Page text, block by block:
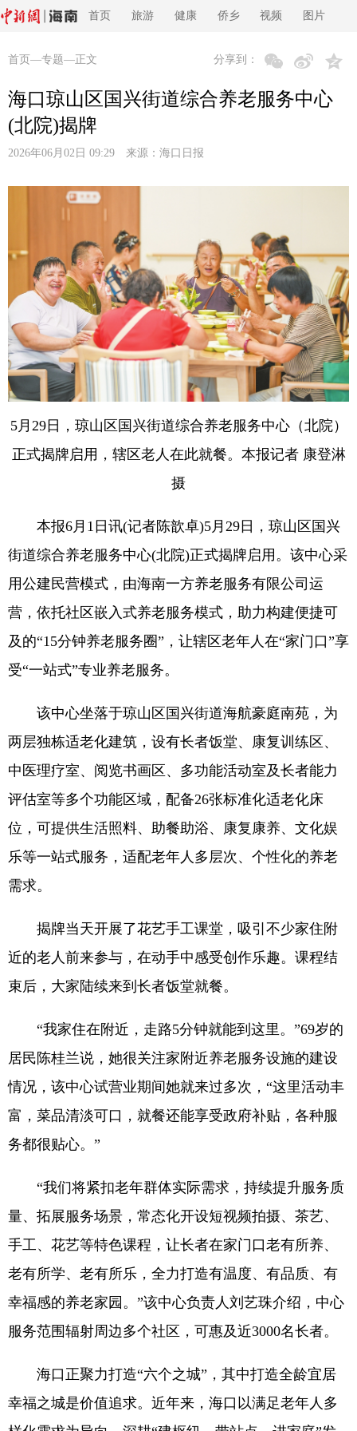
首页 旅游 健康 侨乡 视频 图片
首页 —专题—正文 分享到：
海口琼山区国兴街道综合养老服务中心
(北院)揭牌
2026年06月02日 09:29 来源： 海口日报
5月29日，琼山区国兴街道综合养老服务中心（北院）
正式揭牌启用，辖区老人在此就餐。本报记者 康登淋
摄
本报6月1日讯(记者陈歆卓)5月29日，琼山区国兴
街道综合养老服务中心(北院)正式揭牌启用。该中心采
用公建民营模式，由海南一方养老服务有限公司运
营，依托社区嵌入式养老服务模式，助力构建便捷可
及的“15分钟养老服务圈”，让辖区老年人在“家门口”享
受“一站式”专业养老服务。
该中心坐落于琼山区国兴街道海航豪庭南苑，为
两层独栋适老化建筑，设有长者饭堂、康复训练区、
中医理疗室、阅览书画区、多功能活动室及长者能力
评估室等多个功能区域，配备26张标准化适老化床
位，可提供生活照料、助餐助浴、康复康养、文化娱
乐等一站式服务，适配老年人多层次、个性化的养老
需求。
揭牌当天开展了花艺手工课堂，吸引不少家住附
近的老人前来参与，在动手中感受创作乐趣。课程结
束后，大家陆续来到长者饭堂就餐。
“我家住在附近，走路5分钟就能到这里。”69岁的
居民陈桂兰说，她很关注家附近养老服务设施的建设
情况，该中心试营业期间她就来过多次，“这里活动丰
富，菜品清淡可口，就餐还能享受政府补贴，各种服
务都很贴心。”
“我们将紧扣老年群体实际需求，持续提升服务质
量、拓展服务场景，常态化开设短视频拍摄、茶艺、
手工、花艺等特色课程，让长者在家门口老有所养、
老有所学、老有所乐，全力打造有温度、有品质、有
幸福感的养老家园。”该中心负责人刘艺珠介绍，中心
服务范围辐射周边多个社区，可惠及近3000名长者。
海口正聚力打造“六个之城”，其中打造全龄宜居
幸福之城是价值追求。近年来，海口以满足老年人多